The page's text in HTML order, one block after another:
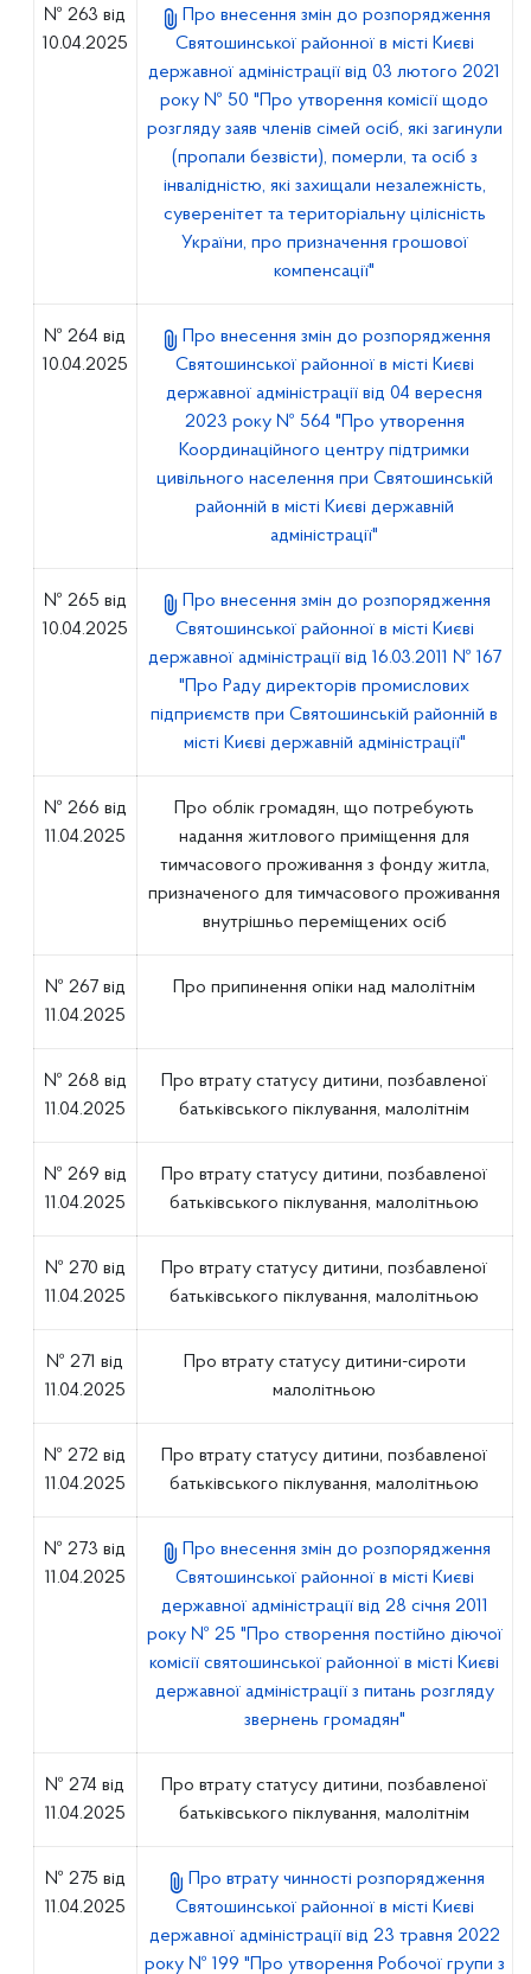
№ 263 від
10.04.2025
Про внесення змін до розпорядження
Святошинської районної в місті Києві
державної адміністрації від 03 лютого 2021
року № 50 "Про утворення комісії щодо
розгляду заяв членів сімей осіб, які загинули
(пропали безвісти), померли, та осіб з
інвалідністю, які захищали незалежність,
суверенітет та територіальну цілісність
України, про призначення грошової
компенсації"
№ 264 від
10.04.2025
Про внесення змін до розпорядження
Святошинської районної в місті Києві
державної адміністрації від 04 вересня
2023 року № 564 "Про утворення
Координаційного центру підтримки
цивільного населення при Святошинській
районній в місті Києві державній
адміністрації"
№ 265 від
10.04.2025
Про внесення змін до розпорядження
Святошинської районної в місті Києві
державної адміністрації від 16.03.2011 № 167
"Про Раду директорів промислових
підприємств при Святошинській районній в
місті Києві державній адміністрації"
№ 266 від
11.04.2025
Про облік громадян, що потребують
надання житлового приміщення для
тимчасового проживання з фонду житла,
призначеного для тимчасового проживання
внутрішньо переміщених осіб
№ 267 від
11.04.2025
Про припинення опіки над малолітнім
№ 268 від
11.04.2025
Про втрату статусу дитини, позбавленої
батьківського піклування, малолітнім
№ 269 від
11.04.2025
Про втрату статусу дитини, позбавленої
батьківського піклування, малолітньою
№ 270 від
11.04.2025
Про втрату статусу дитини, позбавленої
батьківського піклування, малолітньою
№ 271 від
11.04.2025
Про втрату статусу дитини-сироти
малолітньою
№ 272 від
11.04.2025
Про втрату статусу дитини, позбавленої
батьківського піклування, малолітньою
№ 273 від
11.04.2025
Про внесення змін до розпорядження
Святошинської районної в місті Києві
державної адміністрації від 28 січня 2011
року № 25 "Про створення постійно діючої
комісії святошинської районної в місті Києві
державної адміністрації з питань розгляду
звернень громадян"
№ 274 від
11.04.2025
Про втрату статусу дитини, позбавленої
батьківського піклування, малолітнім
№ 275 від
11.04.2025
Про втрату чинності розпорядження
Святошинської районної в місті Києві
державної адміністрації від 23 травня 2022
року № 199 "Про утворення Робочої групи з